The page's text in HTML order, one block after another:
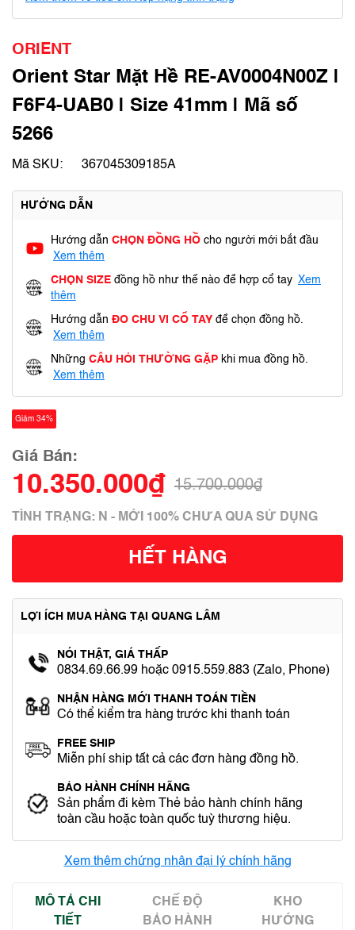
ORIENT
Orient Star Mặt Hề RE-AV0004N00Z |
F6F4-UAB0 | Size 41mm | Mã số
5266
Mã SKU: 367045309185A
HƯỚNG DẪN
Hướng dẫn CHỌN ĐỒNG HỒ cho người mới bắt đầu
Xem thêm
CHỌN SIZE đồng hồ như thế nào để hợp cổ tay Xem
thêm
Hướng dẫn ĐO CHU VI CỔ TAY để chọn đồng hồ.
Xem thêm
Những CÂU HỎI THƯỜNG GẶP khi mua đồng hồ.
Xem thêm
Giảm 34%
Giá Bán:
10.350.000₫ 15.700.000₫
TÌNH TRẠNG: N - MỚI 100% CHƯA QUA SỬ DỤNG
HẾT HÀNG
LỢI ÍCH MUA HÀNG TẠI QUANG LÂM
NÓI THẬT, GIÁ THẤP
0834.69.66.99 hoặc 0915.559.883 (Zalo, Phone)
NHẬN HÀNG MỚI THANH TOÁN TIỀN
Có thể kiểm tra hàng trước khi thanh toán
FREE SHIP
Miễn phí ship tất cả các đơn hàng đồng hồ.
BẢO HÀNH CHÍNH HÃNG
Sản phẩm đi kèm Thẻ bảo hành chính hãng
toàn cầu hoặc toàn quốc tuỳ thương hiệu.
Xem thêm chứng nhận đại lý chính hãng
MÔ TẢ CHI
TIẾT
CHẾ ĐỘ
BẢO HÀNH
KHO
HƯỚNG